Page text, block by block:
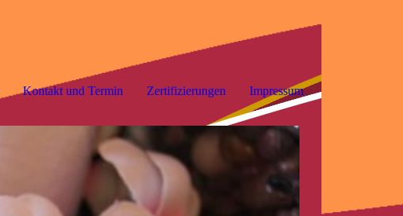
Kontakt und Termin Zertifizierungen Impressum